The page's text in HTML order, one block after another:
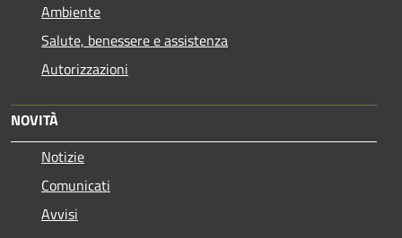
Ambiente
Salute, benessere e assistenza
Autorizzazioni
NOVITÀ
Notizie
Comunicati
Avvisi